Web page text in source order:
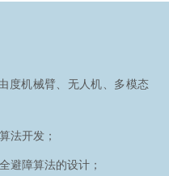
动化、机械控制、应用数学
zero等三维视觉算法的研
度机械臂、无人机、多模态
法开发；
避障算法的设计；